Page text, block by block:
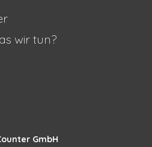
wir tun?
GmbH